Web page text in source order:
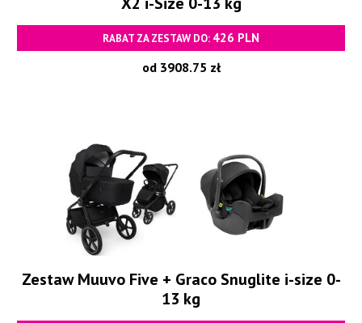
RABAT ZA ZESTAW DO: 426 PLN
od 3908.75 zł
Zestaw Muuvo Five + Graco Snuglite i-size 0-
13 kg